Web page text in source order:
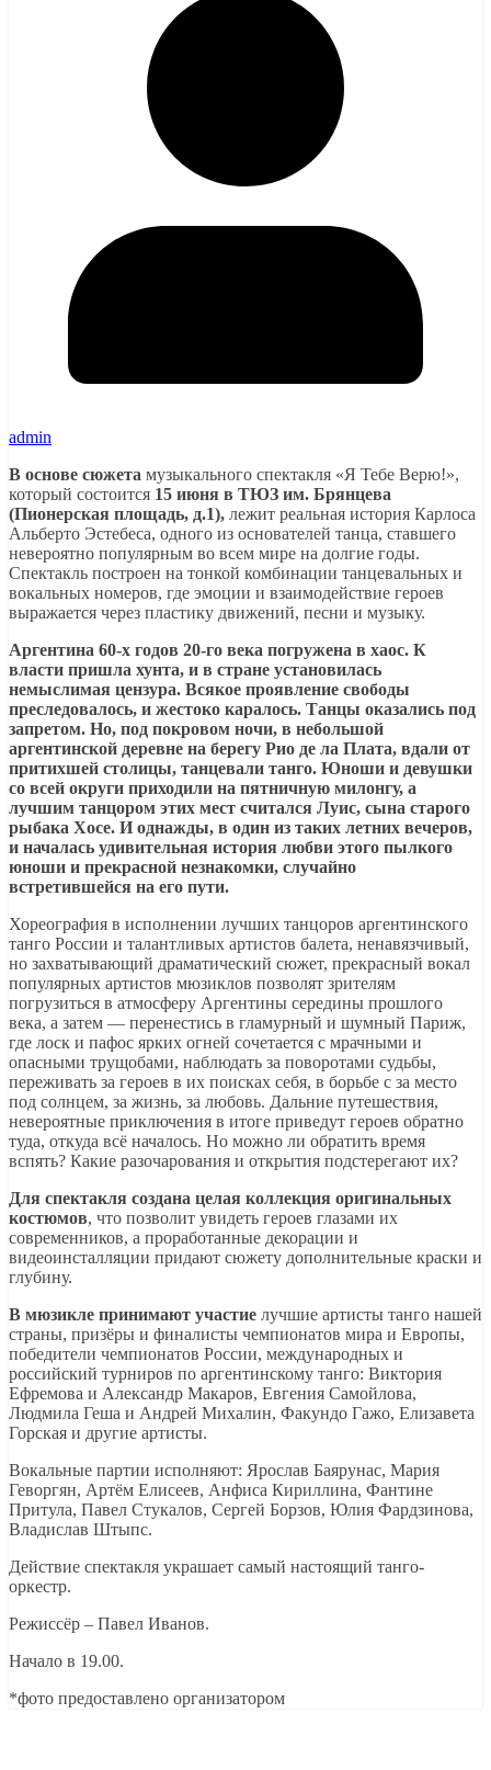
admin
В основе сюжета музыкального спектакля «Я Тебе Верю!»,
который состоится 15 июня в ТЮЗ им. Брянцева
(Пионерская площадь, д.1), лежит реальная история Карлоса
Альберто Эстебеса, одного из основателей танца, ставшего
невероятно популярным во всем мире на долгие годы.
Спектакль построен на тонкой комбинации танцевальных и
вокальных номеров, где эмоции и взаимодействие героев
выражается через пластику движений, песни и музыку.
Аргентина 60-х годов 20-го века погружена в хаос. К
власти пришла хунта, и в стране установилась
немыслимая цензура. Всякое проявление свободы
преследовалось, и жестоко каралось. Танцы оказались под
запретом. Но, под покровом ночи, в небольшой
аргентинской деревне на берегу Рио де ла Плата, вдали от
притихшей столицы, танцевали танго. Юноши и девушки
со всей округи приходили на пятничную милонгу, а
лучшим танцором этих мест считался Луис, сына старого
рыбака Хосе. И однажды, в один из таких летних вечеров,
и началась удивительная история любви этого пылкого
юноши и прекрасной незнакомки, случайно
встретившейся на его пути.
Хореография в исполнении лучших танцоров аргентинского
танго России и талантливых артистов балета, ненавязчивый,
но захватывающий драматический сюжет, прекрасный вокал
популярных артистов мюзиклов позволят зрителям
погрузиться в атмосферу Аргентины середины прошлого
века, а затем — перенестись в гламурный и шумный Париж,
где лоск и пафос ярких огней сочетается с мрачными и
опасными трущобами, наблюдать за поворотами судьбы,
переживать за героев в их поисках себя, в борьбе с за место
под солнцем, за жизнь, за любовь. Дальние путешествия,
невероятные приключения в итоге приведут героев обратно
туда, откуда всё началось. Но можно ли обратить время
вспять? Какие разочарования и открытия подстерегают их?
Для спектакля создана целая коллекция оригинальных
костюмов, что позволит увидеть героев глазами их
современников, а проработанные декорации и
видеоинсталляции придают сюжету дополнительные краски и
глубину.
В мюзикле принимают участие лучшие артисты танго нашей
страны, призёры и финалисты чемпионатов мира и Европы,
победители чемпионатов России, международных и
российский турниров по аргентинскому танго: Виктория
Ефремова и Александр Макаров, Евгения Самойлова,
Людмила Геша и Андрей Михалин, Факундо Гажо, Елизавета
Горская и другие артисты.
Вокальные партии исполняют: Ярослав Баярунас, Мария
Геворгян, Артём Елисеев, Анфиса Кириллина, Фантине
Притула, Павел Стукалов, Сергей Борзов, Юлия Фардзинова,
Владислав Штыпс.
Действие спектакля украшает самый настоящий танго-
оркестр.
Режиссёр – Павел Иванов.
Начало в 19.00.
*фото предоставлено организатором